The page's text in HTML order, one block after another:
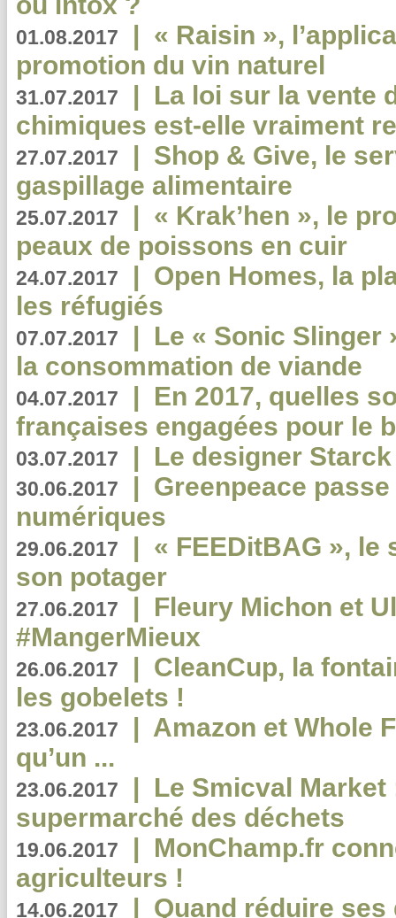
01.08.2017 | « Raisin »,
promotion du vin naturel
31.07.2017 | La loi sur la vente
chimiques est-elle vraiment
27.07.2017 | Shop & Give, le
gaspillage alimentaire
25.07.2017 | « Krak’hen », le
peaux de poissons en cuir
24.07.2017 | Open Homes, la
les réfugiés
07.07.2017 | Le « Sonic Slinger
la consommation de viande
04.07.2017 | En 2017, quelles
françaises engagées pour le
03.07.2017 | Le designer
30.06.2017 | Greenpeace
numériques
29.06.2017 | « FEEDitBAG », le
son potager
27.06.2017 | Fleury Michon et
#MangerMieux
26.06.2017 | CleanCup, la
les gobelets !
23.06.2017 | Amazon et Whole
qu’un ...
23.06.2017 | Le Smicval
supermarché des déchets
19.06.2017 | MonChamp.fr
agriculteurs !
14.06.2017 | Quand réduire